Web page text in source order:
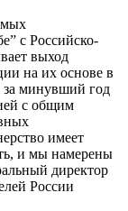
с Российско-
выход
на их основе в
за минувший год
с общим
имеет
и мы намерены
директор
России